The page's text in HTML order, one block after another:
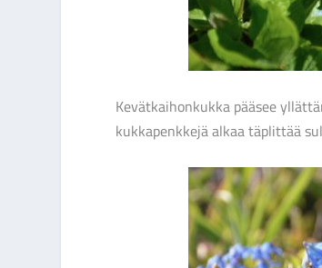
Kevätkaihonkukka pääsee
kukkapenkkejä alkaa täplittää